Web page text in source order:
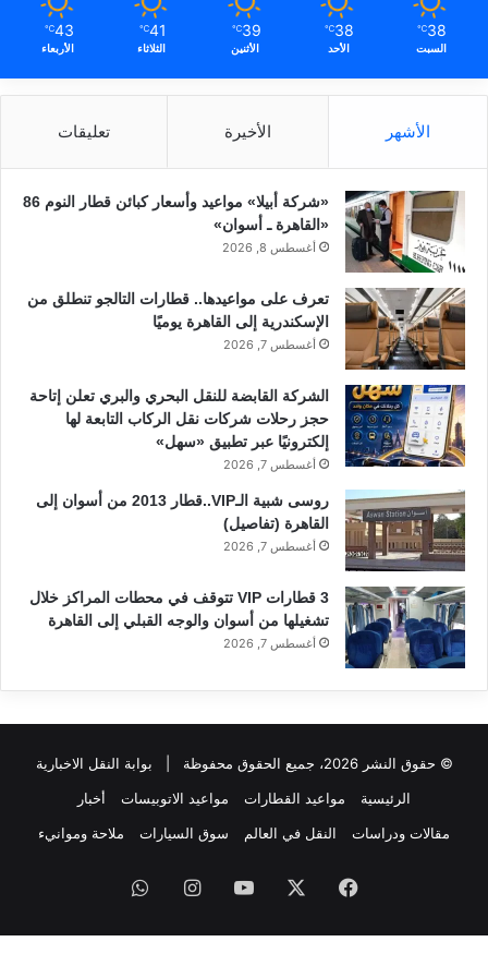
38
℃
السبت
38
℃
الأحد
39
℃
الأثنين
41
℃
الثلاثاء
43
℃
الأربعاء
الأشهر الأخيرة تعليقات
«شركة أبيلا» مواعيد وأسعار كبائن قطار النوم 86
«القاهرة ـ أسوان»
أغسطس 8, 2026
تعرف على مواعيدها.. قطارات التالجو تنطلق من
الإسكندرية إلى القاهرة يوميًا
أغسطس 7, 2026
الشركة القابضة للنقل البحري والبري تعلن إتاحة
حجز رحلات شركات نقل الركاب التابعة لها
إلكترونيًا عبر تطبيق «سهل»
أغسطس 7, 2026
روسى شبية الـVIP..قطار 2013 من أسوان إلى
القاهرة (تفاصيل)
أغسطس 7, 2026
3 قطارات VIP تتوقف في محطات المراكز خلال
تشغيلها من أسوان والوجه القبلي إلى القاهرة
أغسطس 7, 2026
© حقوق النشر 2026، جميع الحقوق محفوظة |
بوابة النقل الاخبارية
الرئيسية
مواعيد القطارات مواعيد الاتوبيسات
أخبار
مقالات ودراسات
النقل في العالم سوق السيارات ملاحة وموانيء
فيسبوك ‫YouTubeانستقرام